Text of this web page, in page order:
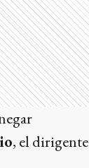
, el dirigente